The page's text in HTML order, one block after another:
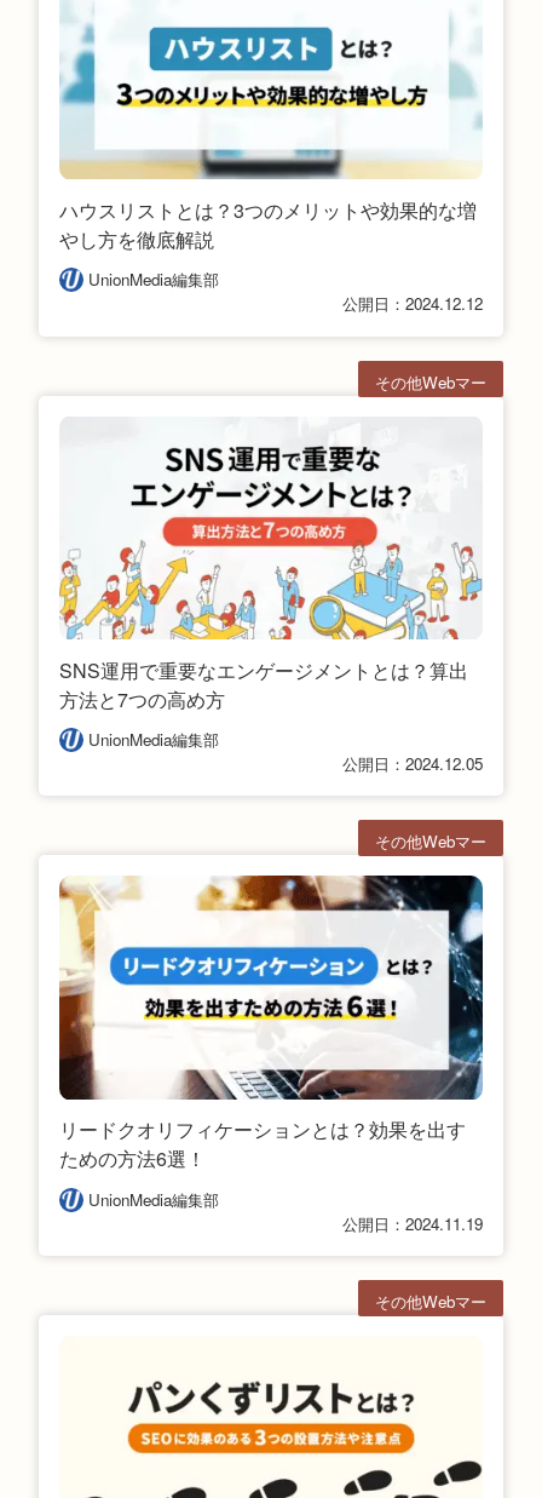
ハウスリストとは？3つのメリットや効果的な増
やし方を徹底解説
UnionMedia編集部
公開日：2024.12.12
SNS運用で重要なエンゲージメントとは？算出
方法と7つの高め方
UnionMedia編集部
公開日：2024.12.05
その他Webマー
リードクオリフィケーションとは？効果を出す
ための方法6選！
UnionMedia編集部
公開日：2024.11.19
その他Webマー
その他Webマー